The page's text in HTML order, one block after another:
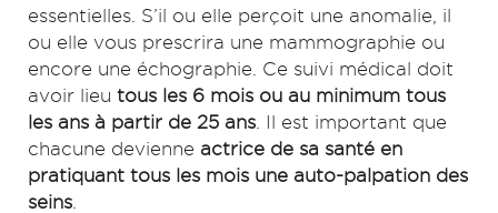
essentielles. S’il ou elle perçoit une anomalie, il
ou elle vous prescrira une mammographie ou
encore une échographie. Ce suivi médical doit
avoir lieu tous les 6 mois ou au minimum tous
les ans à partir de 25 ans . Il est important que
chacune devienne actrice de sa santé en
pratiquant tous les mois une auto-palpation des
seins